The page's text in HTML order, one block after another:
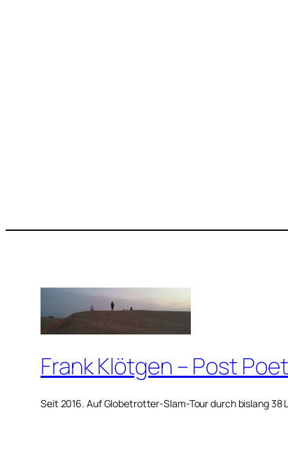
Frank Klötgen – Post
Seit 2016. Auf Globetrotter-Slam-Tour durch bislang 38